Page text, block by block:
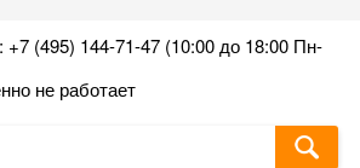
+7 (495) 144-71-47 (10:00 до 18:00 Пн-
не работает